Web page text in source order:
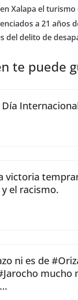
Xalapa el
a 21 años
del delito de
te puede
victoria
el racismo.
ni es de
mucho